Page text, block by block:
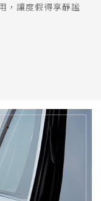
，讓度假得享靜謐